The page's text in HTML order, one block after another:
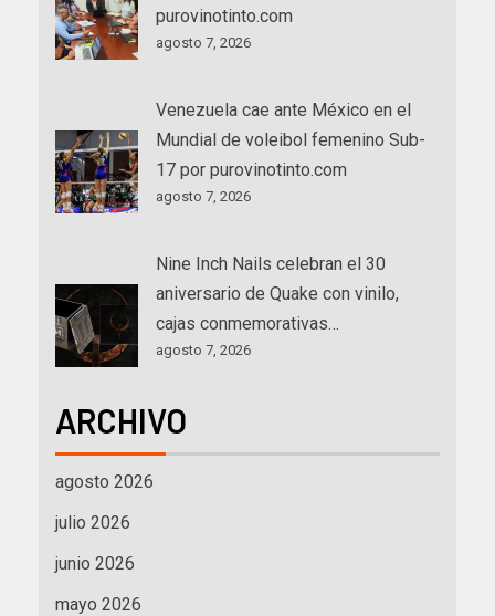
purovinotinto.com
agosto 7, 2026
Venezuela cae ante México en el
Mundial de voleibol femenino Sub-
17 por purovinotinto.com
agosto 7, 2026
Nine Inch Nails celebran el 30
aniversario de Quake con vinilo,
cajas conmemorativas…
agosto 7, 2026
ARCHIVO
agosto 2026
julio 2026
junio 2026
mayo 2026